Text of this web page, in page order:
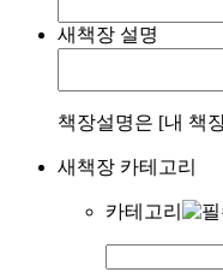
새책장 설명
책장설명은 [내 책
새책장 카테고리
카테고리